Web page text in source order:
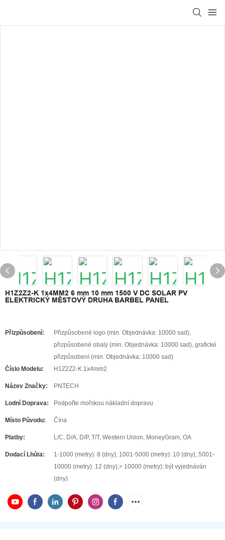
H1Z2Z2-K 1x4MM2 6 mm 10 mm 1500 V DC SOLAR PV
ELEKTRICKÝ MĚSTOVÝ DRUHA BARBEL PANEL
Přizpůsobení:
Přizpůsobené logo (min. Objednávka: 10000 sad),
přizpůsobené obaly (min. Objednávka: 10000 sad), grafické
přizpůsobení (min. Objednávka: 10000 sad)
Číslo Modelu:
H1Z2Z2-K 1x4mm2
Název Značky: PNTECH
Lodní Doprava: Podpořte mořskou nákladní dopravu
Místo Původu: Čína
Platby: L/C, D/A, D/P, T/T, Western Union, MoneyGram, OA
Dodací Lhůta:
1-1000 (metry): 8 (dny), 1001-5000 (metry): 10 (dny), 5001-
10000 (metry): 12 (dny),> 10000 (metry): být vyjednáván
(dny)